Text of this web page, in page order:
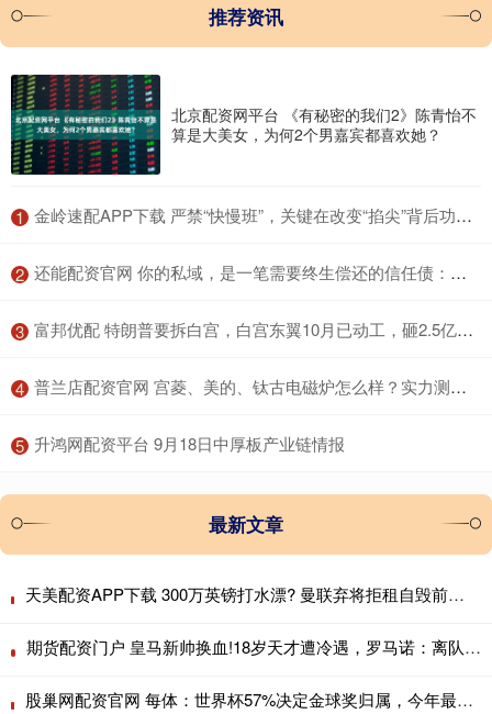
推荐资讯
北京配资网平台 《有秘密的我们2》陈青怡不
算是大美女，为何2个男嘉宾都喜欢她？
1 ​金岭速配APP下载 严禁“快慢班”，关键在改变“掐尖”背后功利氛围 | 新京报专栏
2 ​还能配资官网 你的私域，是一笔需要终生偿还的信任债：用信任经济学重构你的流量价值观
3 ​富邦优配 特朗普要拆白宫，白宫东翼10月已动工，砸2.5亿建千人宴会厅
4 ​普兰店配资官网 宫菱、美的、钛古电磁炉怎么样？实力测评对抗赛拉开帷幕
5 ​升鸿网配资平台 9月18日中厚板产业链情报
最新文章
天美配资APP下载 300万英镑打水漂? 曼联弃将拒租自毁前程，新援却杀疯了
期货配资门户 皇马新帅换血!18岁天才遭冷遇，罗马诺：离队已成定局
股巢网配资官网 每体：世界杯57%决定金球奖归属，今年最终得主很难预测